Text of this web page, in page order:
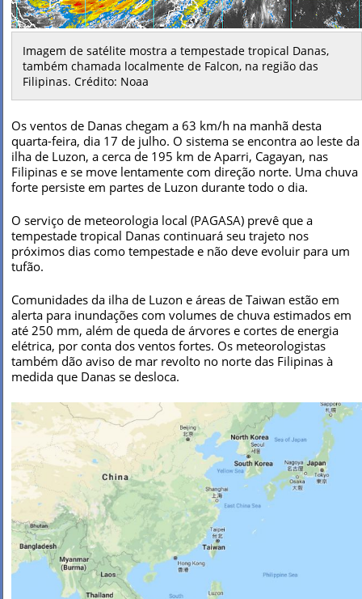
Imagem de satélite mostra a tempestade tropical Danas,
também chamada localmente de Falcon, na região das
Filipinas. Crédito: Noaa
Os ventos de Danas chegam a 63 km/h na manhã desta
quarta-feira, dia 17 de julho. O sistema se encontra ao leste da
ilha de Luzon, a cerca de 195 km de Aparri, Cagayan, nas
Filipinas e se move lentamente com direção norte. Uma chuva
forte persiste em partes de Luzon durante todo o dia.
O serviço de meteorologia local (PAGASA) prevê que a
tempestade tropical Danas continuará seu trajeto nos
próximos dias como tempestade e não deve evoluir para um
tufão.
Comunidades da ilha de Luzon e áreas de Taiwan estão em
alerta para inundações com volumes de chuva estimados em
até 250 mm, além de queda de árvores e cortes de energia
elétrica, por conta dos ventos fortes. Os meteorologistas
também dão aviso de mar revolto no norte das Filipinas à
medida que Danas se desloca.